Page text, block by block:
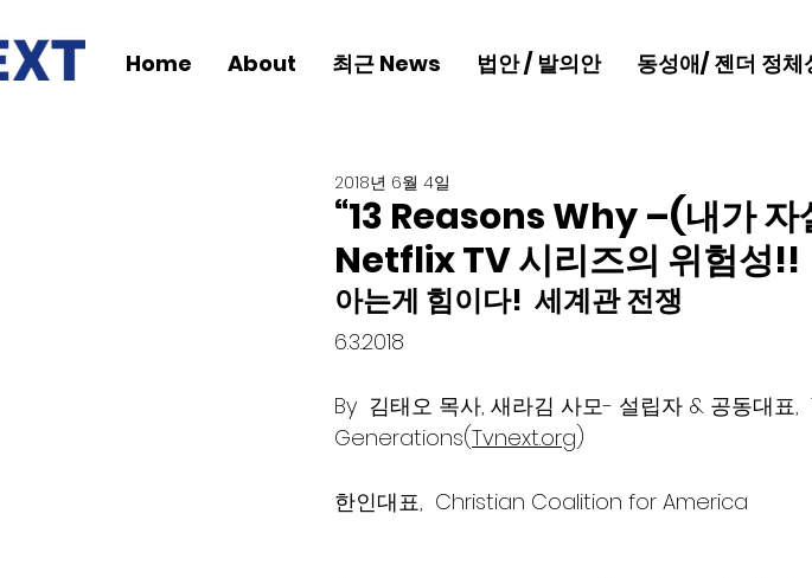
Home About 최근 News 법안 / 발의안 동성애/ 젠더 정체
“13 Reasons Why –(내가 자
Netflix TV 시리즈의 위험성!!
2018년 6월 4일
아는게 힘이다!  세계관 전쟁
6.3.2018
By  김태오 목사, 새라김 사모- 설립자 & 공동대
Generations(Tvnext.org)
한인대표,  Christian Coalition for America